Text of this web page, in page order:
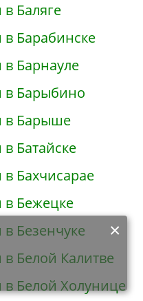
×
согласие на обработку
(файлы-cookies, IP-адрес,
и время осуществления
для сбора аналитической и
Баляге
Барабинске
Барнауле
в Барыбино
в Барыше
Батайске
Бахчисарае
в Бежецке
Безенчуке
Белой Калитве
в Белой Холунице